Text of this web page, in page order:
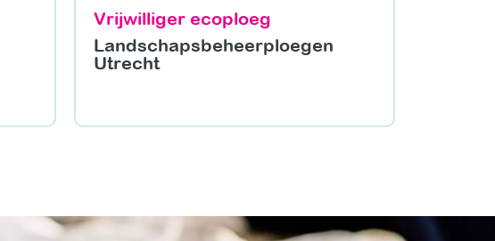
Vrijwilliger ecoploeg
Landschapsbeheerploegen
Utrecht